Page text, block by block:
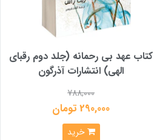
کتاب عهد بی رحمانه (جلد دوم رقبای
الهی) انتشارات آذرگون
788,000
290,000 تومان
خرید